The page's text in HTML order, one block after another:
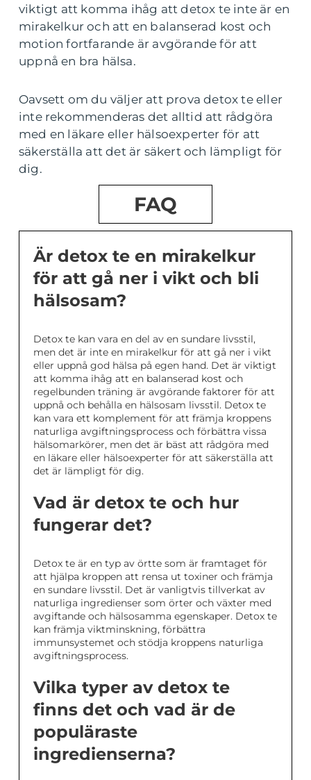
viktigt att komma ihåg att detox te inte är en
mirakelkur och att en balanserad kost och
motion fortfarande är avgörande för att
uppnå en bra hälsa.
Oavsett om du väljer att prova detox te eller
inte rekommenderas det alltid att rådgöra
med en läkare eller hälsoexperter för att
säkerställa att det är säkert och lämpligt för
dig.
FAQ
Är detox te en mirakelkur
för att gå ner i vikt och bli
hälsosam?
Detox te kan vara en del av en sundare livsstil,
men det är inte en mirakelkur för att gå ner i vikt
eller uppnå god hälsa på egen hand. Det är viktigt
att komma ihåg att en balanserad kost och
regelbunden träning är avgörande faktorer för att
uppnå och behålla en hälsosam livsstil. Detox te
kan vara ett komplement för att främja kroppens
naturliga avgiftningsprocess och förbättra vissa
hälsomarkörer, men det är bäst att rådgöra med
en läkare eller hälsoexperter för att säkerställa att
det är lämpligt för dig.
Vad är detox te och hur
fungerar det?
Detox te är en typ av örtte som är framtaget för
att hjälpa kroppen att rensa ut toxiner och främja
en sundare livsstil. Det är vanligtvis tillverkat av
naturliga ingredienser som örter och växter med
avgiftande och hälsosamma egenskaper. Detox te
kan främja viktminskning, förbättra
immunsystemet och stödja kroppens naturliga
avgiftningsprocess.
Vilka typer av detox te
finns det och vad är de
populäraste
ingredienserna?